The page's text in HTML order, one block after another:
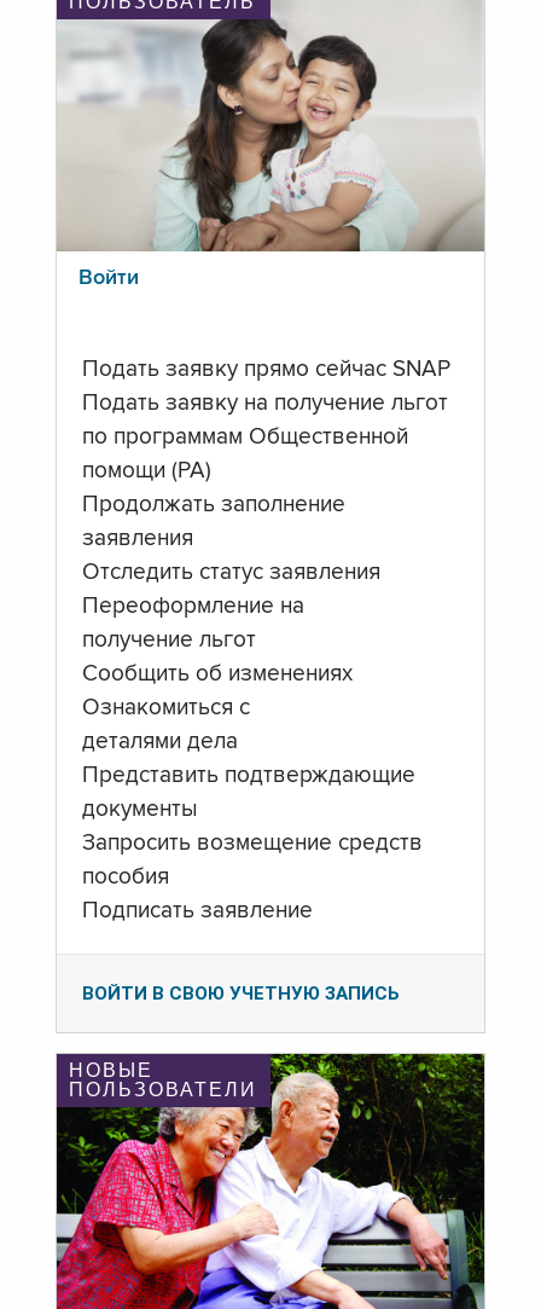
Войти
Подать заявку прямо сейчас SNAP
Подать заявку на получение льгот
по программам Общественной
помощи (PA)
Продолжать заполнение
заявления
Отследить статус заявления
Переоформление на
получение льгот
Сообщить об изменениях
Ознакомиться с
деталями дела
Представить подтверждающие
документы
Запросить возмещение средств
пособия
Подписать заявление
ВОЙТИ В СВОЮ УЧЕТНУЮ ЗАПИСЬ
НОВЫЕ
ПОЛЬЗОВАТЕЛИ